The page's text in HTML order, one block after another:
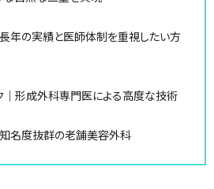
年の実績と医師体制を重視したい方
｜形成外科専門医による高度な技術
名度抜群の老舗美容外科